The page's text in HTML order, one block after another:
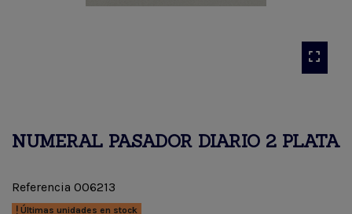
NUMERAL PASADOR DIARIO 2 PLATA
Referencia 006213
Últimas unidades en stock